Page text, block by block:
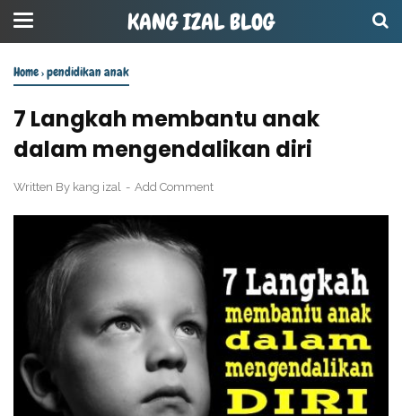
KANG IZAL BLOG
Home›pendidikan anak
7 Langkah membantu anak
dalam mengendalikan diri
Written By kang izal Add Comment